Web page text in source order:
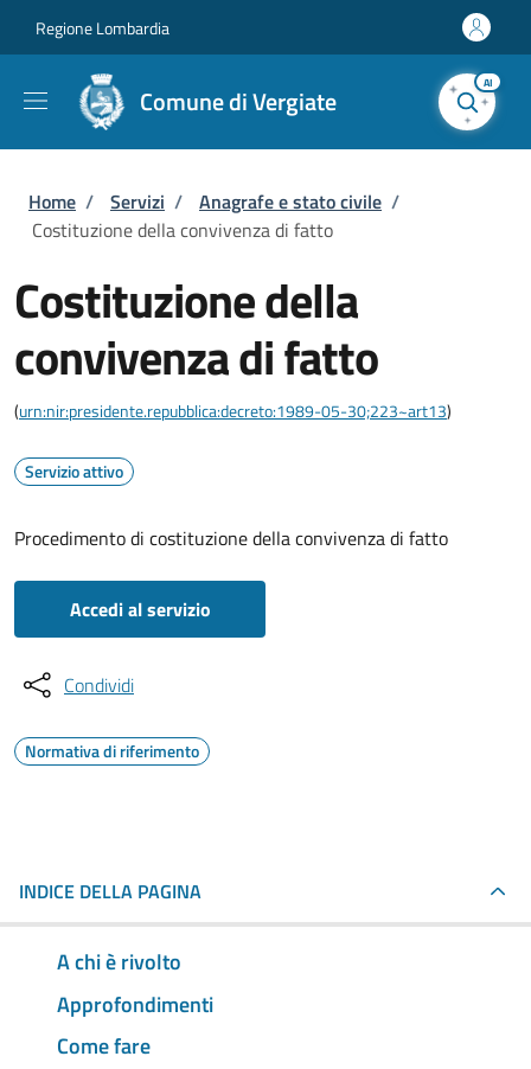
Regione Lombardia
Comune di Vergiate
AI
Briciole di pane
Home / Servizi / Anagrafe e stato civile /
Costituzione della convivenza di fatto
Costituzione della
convivenza di fatto
(urn:nir:presidente.repubblica:decreto:1989-05-30;223~art13)
Servizio attivo
Procedimento di costituzione della convivenza di fatto
Accedi al servizio
Condividi
Normativa di riferimento
INDICE DELLA PAGINA
A chi è rivolto
Approfondimenti
Come fare